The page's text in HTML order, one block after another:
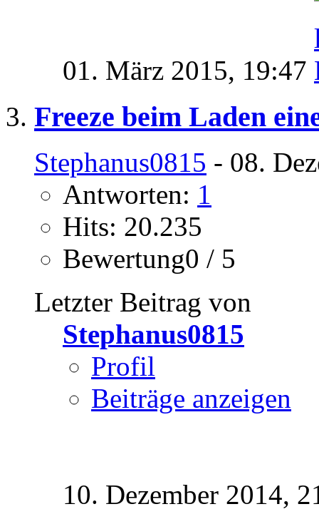
01. März 2015, 19:47
Freeze beim Laden
Stephanus0815 - 08.
Antworten: 1
Hits: 20.235
Bewertung0 / 5
Letzter Beitrag von
Stephanus0815
Profil
Beiträge anzeigen
10. Dezember 2014,